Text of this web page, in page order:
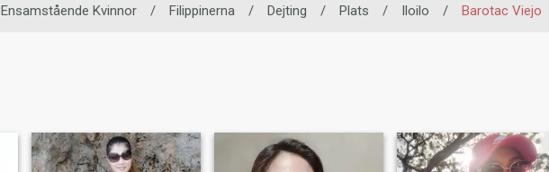
Ensamstående Kvinnor / Filippinerna / Dejting / Plats / Iloilo / Barotac Viejo